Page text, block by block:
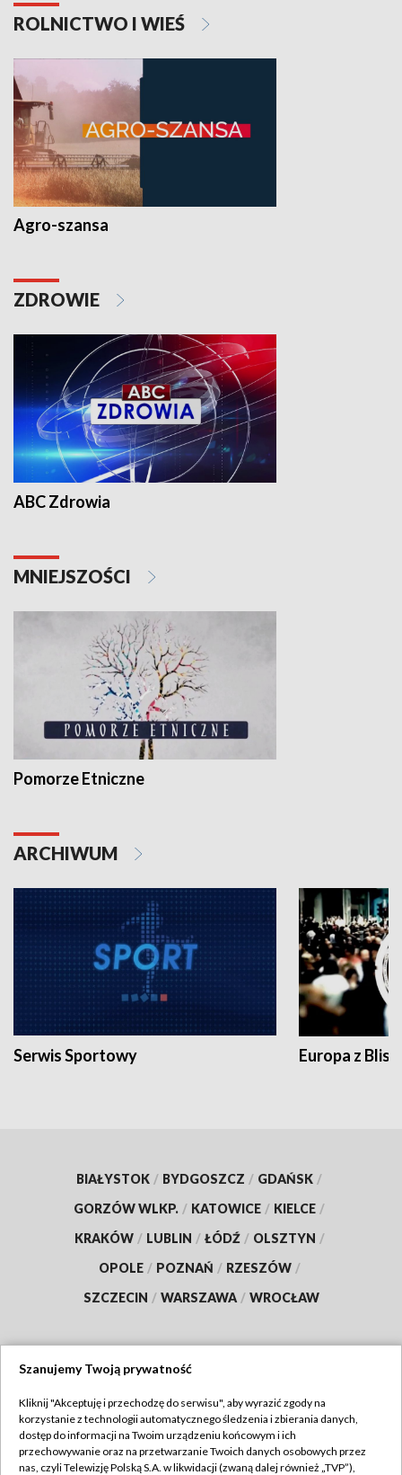
ROLNICTWO I WIEŚ
Agro-szansa
ZDROWIE
ABC Zdrowia
MNIEJSZOŚCI
Pomorze Etniczne
ARCHIWUM
Serwis Sportowy Europa z
BIAŁYSTOK / BYDGOSZCZ / GDAŃSK /
GORZÓW WLKP. / KATOWICE / KIELCE /
KRAKÓW / LUBLIN / ŁÓDŹ / OLSZTYN /
OPOLE / POZNAŃ / RZESZÓW /
SZCZECIN / WARSZAWA / WROCŁAW
TVP
Abonament TVP
Regulamin TVP
Szanujemy Twoją prywatność
Kliknij "Akceptuję i przechodzę do serwisu", aby wyrazić zgody na
korzystanie z technologii automatycznego śledzenia i zbierania danych,
dostęp do informacji na Twoim urządzeniu końcowym i ich
przechowywanie oraz na przetwarzanie Twoich danych osobowych przez
nas, czyli Telewizję Polską S.A. w likwidacji (zwaną dalej również „TVP”),